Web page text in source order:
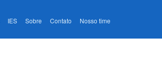
IES Sobre Contato Nosso time